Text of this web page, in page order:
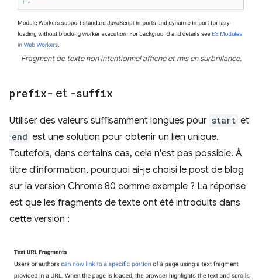
Fragment de texte non intentionnel affiché et mis en surbrillance.
prefix- et -suffix
Utiliser des valeurs suffisamment longues pour start et
end est une solution pour obtenir un lien unique.
Toutefois, dans certains cas, cela n'est pas possible. À
titre d'information, pourquoi ai-je choisi le post de blog
sur la version Chrome 80 comme exemple ? La réponse
est que les fragments de texte ont été introduits dans
cette version :